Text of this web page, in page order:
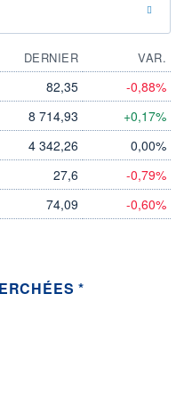
+ LISTE
DERNIER
VAR.
82,35 -0,88%
8 714,93 +0,17%
4 342,26 0,00%
27,6 -0,79%
74,09 -0,60%
*